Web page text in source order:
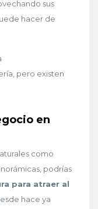
sus
hacer de
pero existen
en
como
podrías
para atraer al
hace ya